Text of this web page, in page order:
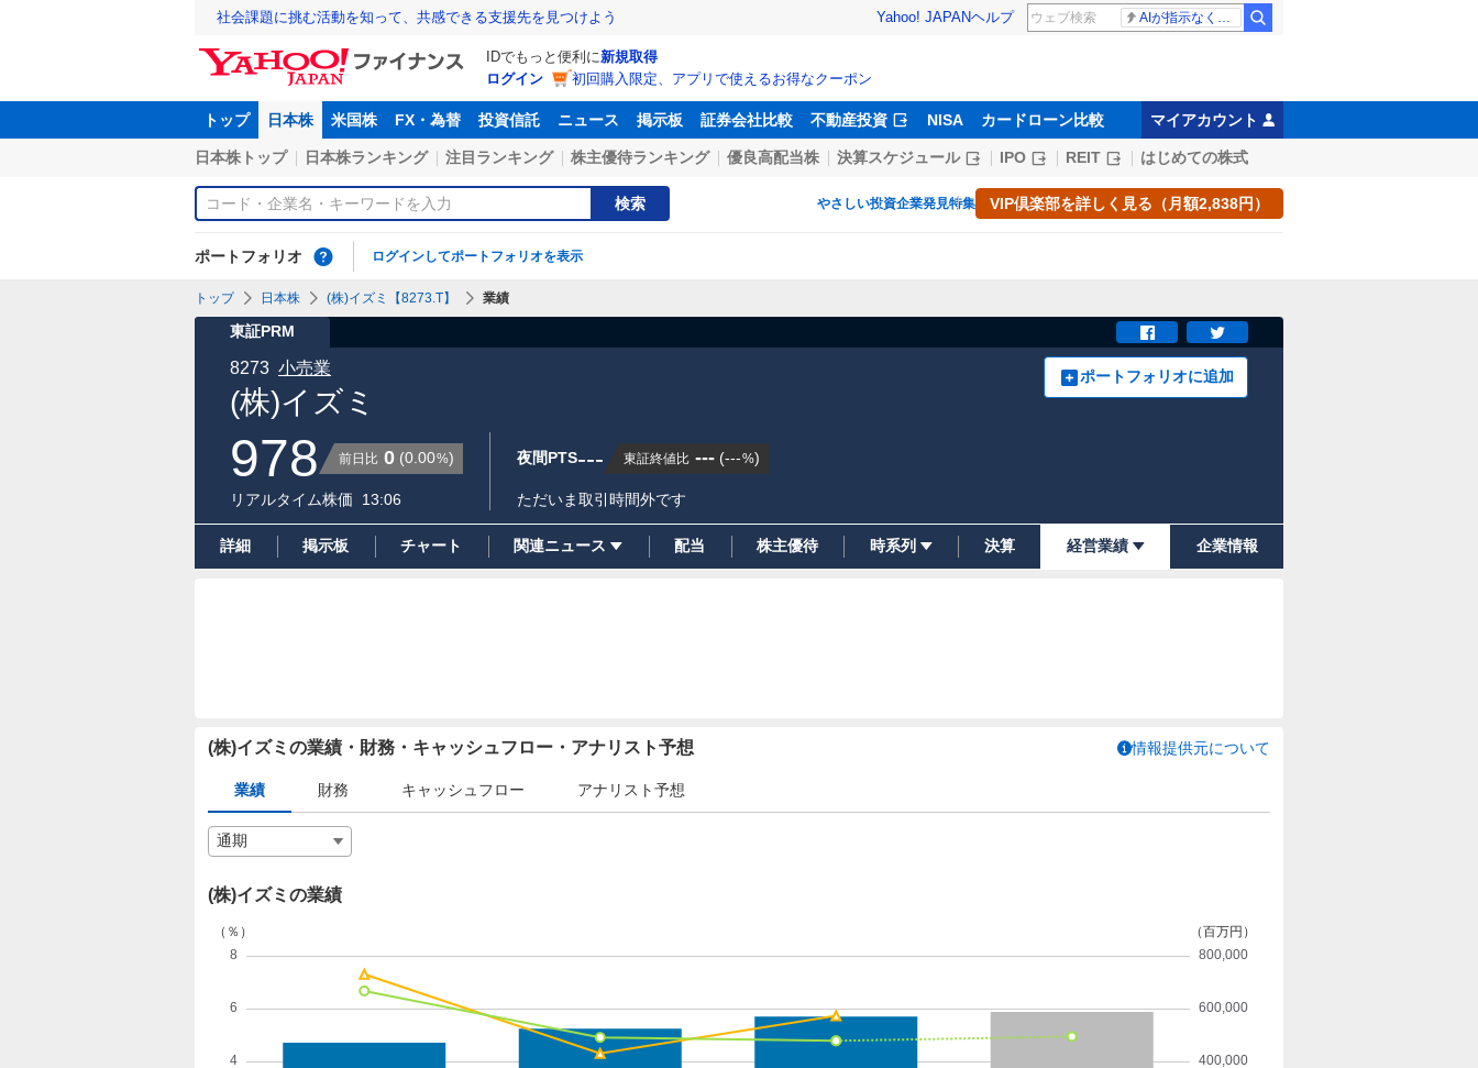
社会課題に挑む活動を知って、共感できる支援先を見つけよう Yahoo! JAPANヘルプ AIが指示なくサイバー攻撃
IDでもっと便利に新規取得
ログイン
初回購入限定、アプリで使えるお得なクーポン
トップ 日本株 米国株 FX・為替 投資信託 ニュース 掲示板 証券会社比較 不動産投資 NISA カードローン比較 マイアカウント
日本株トップ 日本株ランキング 注目ランキング 株主優待ランキング 優良高配当株 決算スケジュール IPO REIT はじめての株式
検索 やさしい投資企業発見特集 VIP倶楽部を詳しく見る（月額2,838円）
ポートフォリオ ログインしてポートフォリオを表示
トップ 日本株 (株)イズミ【8273.T】 業績
東証PRM
(株)イズミ
8273 小売業 ポートフォリオに追加
978 前日比 0 (0.00%)
リアルタイム株価 13:06
夜間PTS--- 東証終値比 --- (---%)
ただいま取引時間外です
詳細 掲示板 チャート 関連ニュース 配当 株主優待 時系列 決算 経営業績 企業情報
(株)イズミの業績・財務・キャッシュフロー・アナリスト予想 情報提供元について
業績 財務 キャッシュフロー アナリスト予想
(株)イズミの業績